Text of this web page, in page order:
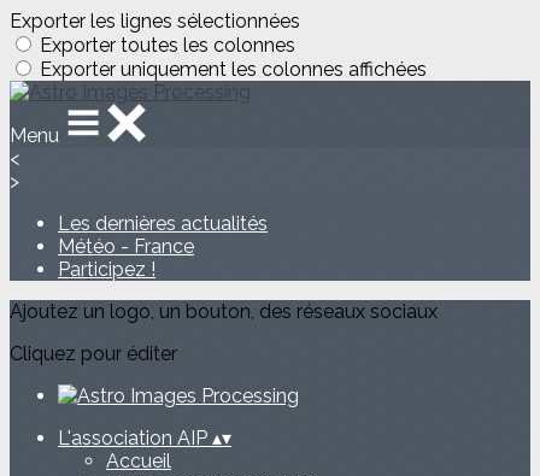
Exporter les lignes sélectionnées
Exporter toutes les colonnes
Exporter uniquement les colonnes affichées
Menu
<
>
Les dernières actualités
Météo - France
Participez !
Ajoutez un logo, un bouton, des réseaux sociaux
Cliquez pour éditer
L'association AIP ▴▾
Accueil